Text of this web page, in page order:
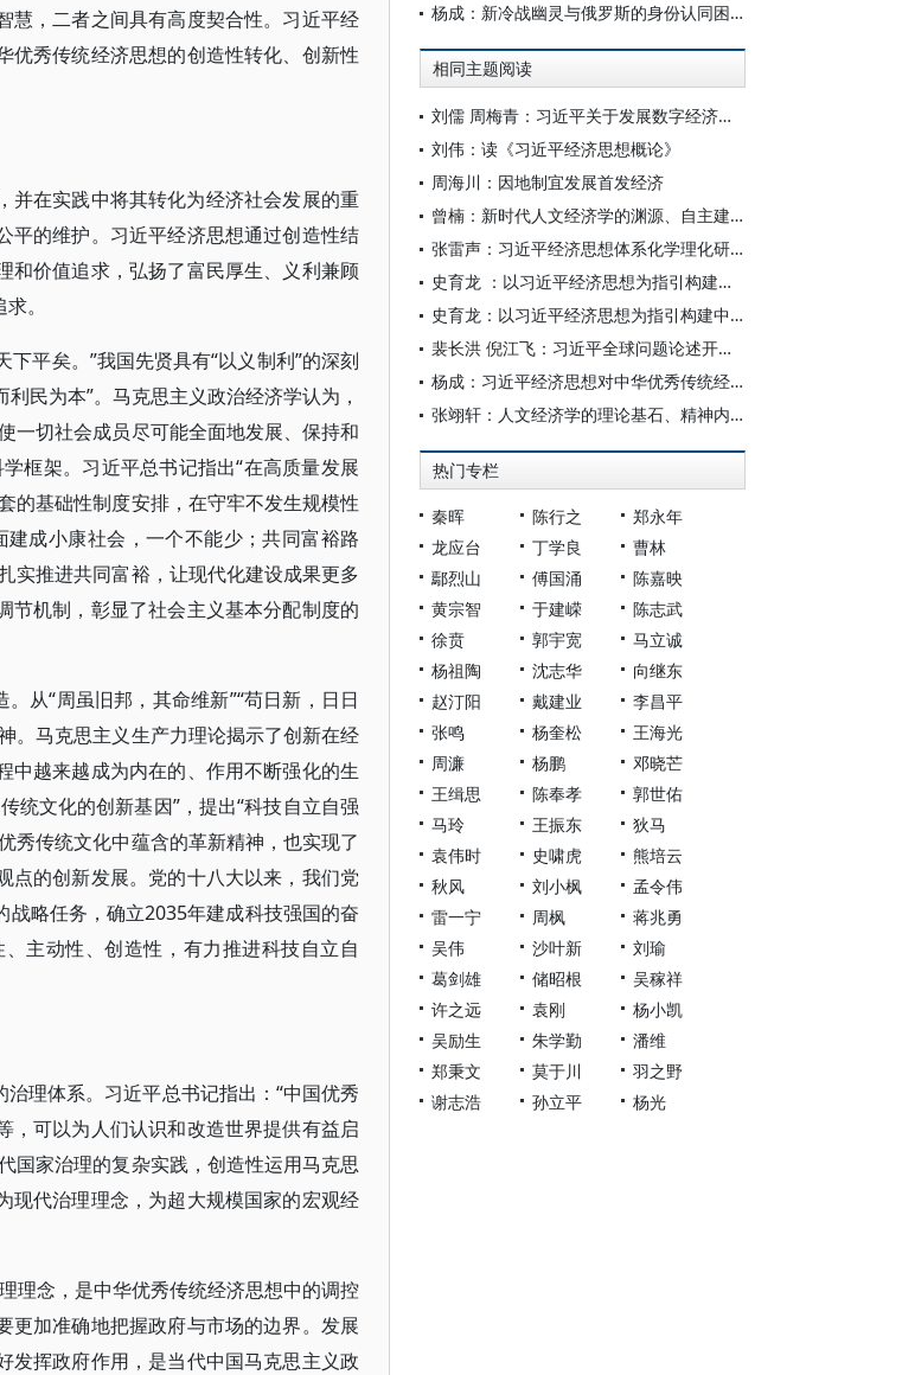
慧，二者之间具有高度契合性。习近平经
优秀传统经济思想的创造性转化、创新性
并在实践中将其转化为经济社会发展的重
平的维护。习近平经济思想通过创造性结
和价值追求，弘扬了富民厚生、义利兼顾
。
平矣。”我国先贤具有“以义制利”的深刻
民为本”。马克思主义政治经济学认为，
一切社会成员尽可能全面地发展、保持和
框架。习近平总书记指出“在高质量发展
的基础性制度安排，在守牢不发生规模性
成小康社会，一个不能少；共同富裕路
实推进共同富裕，让现代化建设成果更多
节机制，彰显了社会主义基本分配制度的
从“周虽旧邦，其命维新”“苟日新，日日
。马克思主义生产力理论揭示了创新在经
中越来越成为内在的、作用不断强化的生
统文化的创新基因”，提出“科技自立自强
秀传统文化中蕴含的革新精神，也实现了
点的创新发展。党的十八大以来，我们党
略任务，确立2035年建成科技强国的奋
主动性、创造性，有力推进科技自立自
理体系。习近平总书记指出：“中国优秀
，可以为人们认识和改造世界提供有益启
国家治理的复杂实践，创造性运用马克思
现代治理理念，为超大规模国家的宏观经
理念，是中华优秀传统经济思想中的调控
更加准确地把握政府与市场的边界。发展
发挥政府作用，是当代中国马克思主义政
杨成：新冷战幽灵与俄罗斯的身份认同困境
相同主题阅读
刘儒 周梅青：习近平关于发展数字经济重要论述的理论蕴涵和实践指向
刘伟：读《习近平经济思想概论》
周海川：因地制宜发展首发经济
曾楠：新时代人文经济学的渊源、自主建构及其对西方经济学的批判超越
张雷声：习近平经济思想体系化学理化研究
史育龙 ：以习近平经济思想为指引构建中国经济学自主知识体系
史育龙：以习近平经济思想为指引构建中国经济学自主知识体系
裴长洪 倪江飞：习近平全球问题论述开拓了马克思主义世界经济理论新境界
杨成：习近平经济思想对中华优秀传统经济思想的弘扬发展
张翊轩：人文经济学的理论基石、精神内核与时代之问
热门专栏
秦晖 陈行之
郑永年
龙应台
丁学良
曹林
鄢烈山
傅国涌
陈嘉映
黄宗智
于建嵘
陈志武
徐贲
郭宇宽
马立诚
杨祖陶
沈志华
向继东
赵汀阳
戴建业
李昌平
张鸣
杨奎松
王海光
周濂
杨鹏
邓晓芒
王缉思
陈奉孝
郭世佑
马玲
王振东
狄马
袁伟时
史啸虎
熊培云
秋风
刘小枫
孟令伟
雷一宁
周枫
蒋兆勇
吴伟
沙叶新
刘瑜
葛剑雄
储昭根
吴稼祥
许之远
袁刚
杨小凯
吴励生
朱学勤
潘维
郑秉文
莫于川
羽之野
谢志浩
孙立平 杨光